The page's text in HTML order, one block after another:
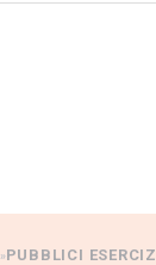
»PUBBLICI